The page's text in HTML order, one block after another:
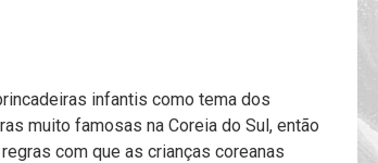
infantis como tema dos
muito famosas na Coreia do Sul, então
com que as crianças coreanas